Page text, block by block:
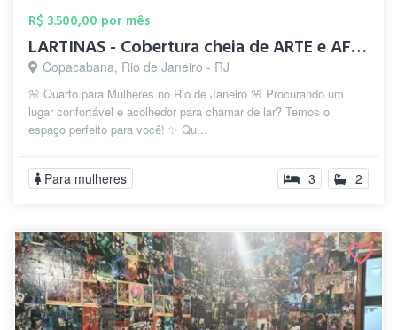
R$ 3.500,00 por mês
LARTINAS - Cobertura cheia de ARTE e AFE...
Copacabana, Rio de Janeiro - RJ
🌸 Quarto para Mulheres no Rio de Janeiro 🌸 Procurando um
lugar confortável e acolhedor para chamar de lar? Temos o
espaço perfeito para você! ✨ Qu...
Para mulheres 3 2